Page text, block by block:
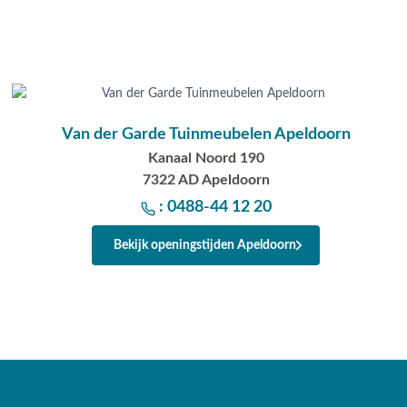
Van der Garde Tuinmeubelen Apeldoorn
Kanaal Noord 190
7322 AD Apeldoorn
: 0488-44 12 20
Bekijk openingstijden Apeldoorn